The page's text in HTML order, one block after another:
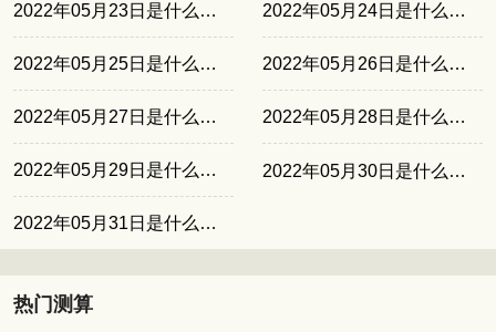
2022年05月23日是什么日子 2022年05月24日是什么日子
2022年05月25日是什么日子 2022年05月26日是什么日子
2022年05月27日是什么日子 2022年05月28日是什么日子
2022年05月29日是什么日子 2022年05月30日是什么日子
2022年05月31日是什么日子
热门测算